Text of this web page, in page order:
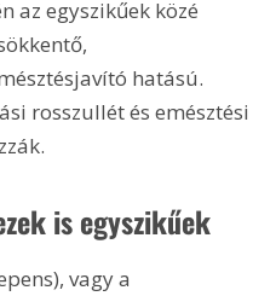
az egyszikűek közé
hatású.
rosszullét és emésztési
is egyszikűek
vagy a